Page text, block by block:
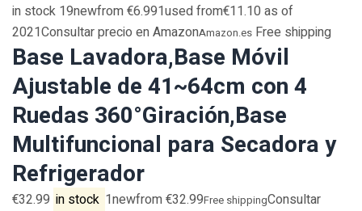
in stock 19newfrom €6.991used from€11.10 as of
2021Consultar precio en AmazonAmazon.es Free shipping
Base Lavadora,Base Móvil
Ajustable de 41~64cm con 4
Ruedas 360°Giración,Base
Multifuncional para Secadora y
Refrigerador
€32.99 in stock 1newfrom €32.99Free shippingConsultar